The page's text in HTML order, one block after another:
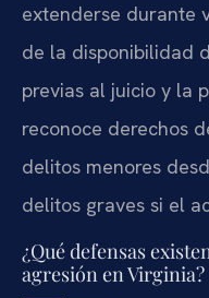
extenderse durante
de la disponibilidad
previas al juicio y la
reconoce derechos
delitos menores
delitos graves si el
¿Qué defensas
agresión en Virginia?